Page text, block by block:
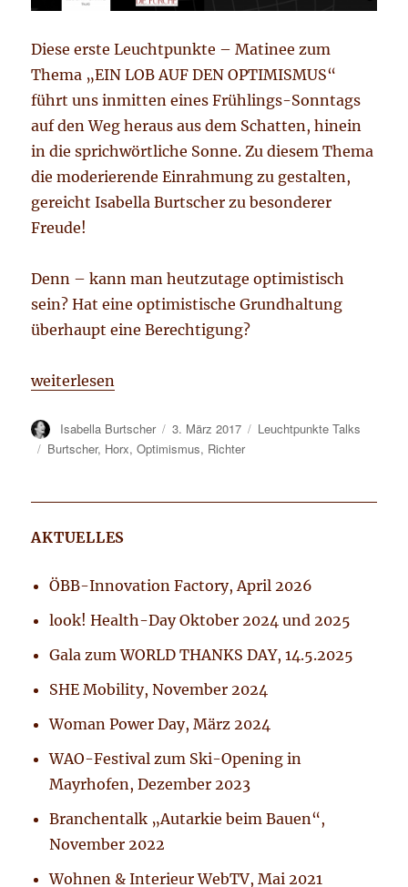
Diese erste Leuchtpunkte – Matinee zum
Thema „EIN LOB AUF DEN OPTIMISMUS“
führt uns inmitten eines Frühlings-Sonntags
auf den Weg heraus aus dem Schatten, hinein
in die sprichwörtliche Sonne.Zu diesem Thema
die moderierende Einrahmung zu gestalten,
gereicht Isabella Burtscher zu besonderer
Freude!
Denn – kann man heutzutage optimistisch
sein? Hat eine optimistische Grundhaltung
überhaupt eine Berechtigung?
„Glücks-Leuchtpunkte Talk mit Matthias Horx und
weiterlesen
Autor
Isabella Burtscher
Veröffentlicht
am
3. März 2017 Kategorien
Leuchtpunkte Talks
Tags
Burtscher, Horx,Optimismus, Richter
AKTUELLES
ÖBB-Innovation Factory, April 2026
look! Health-Day Oktober 2024 und 2025
Gala zum WORLD THANKS DAY, 14.5.2025
SHE Mobility, November 2024
Woman Power Day, März 2024
WAO-Festival zum Ski-Opening in
Mayrhofen, Dezember 2023
Branchentalk „Autarkie beim Bauen“,
November 2022
Wohnen & Interieur WebTV, Mai 2021